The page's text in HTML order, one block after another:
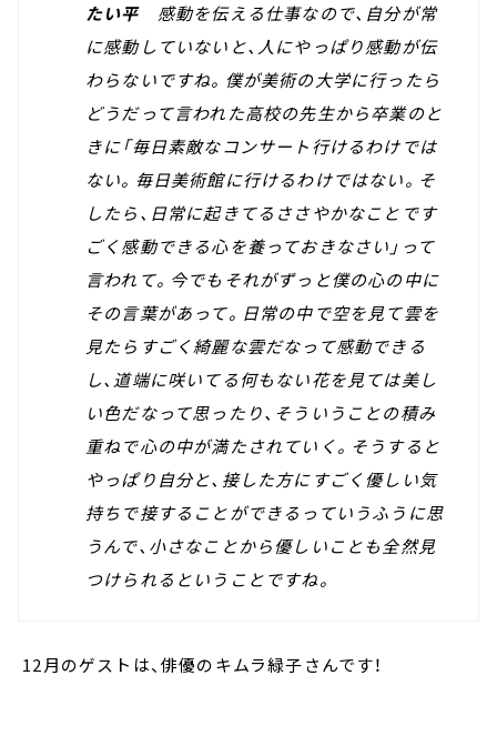
たい平感動を伝える仕事なので、自分が常
に感動していないと、人にやっぱり感動が伝
わらないですね。僕が美術の大学に行ったら
どうだって言われた高校の先生から卒業のと
きに「毎日素敵なコンサート行けるわけでは
ない。毎日美術館に行けるわけではない。そ
したら、日常に起きてるささやかなことです
ごく感動できる心を養っておきなさい」って
言われて。今でもそれがずっと僕の心の中に
その言葉があって。日常の中で空を見て雲を
見たらすごく綺麗な雲だなって感動できる
し、道端に咲いてる何もない花を見ては美し
い色だなって思ったり、そういうことの積み
重ねで心の中が満たされていく。そうすると
やっぱり自分と、接した方にすごく優しい気
持ちで接することができるっていうふうに思
うんで、小さなことから優しいことも全然見
つけられるということですね。
12月のゲストは、俳優のキムラ緑子さんです！